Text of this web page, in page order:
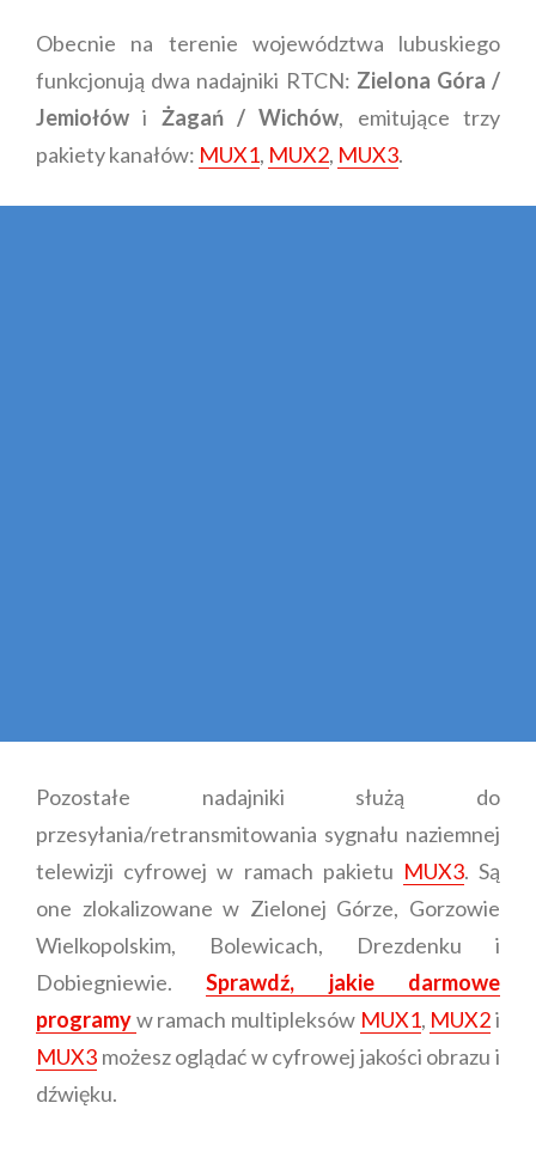
Obecnie na terenie województwa lubuskiego
funkcjonują dwa nadajniki RTCN: Zielona Góra /
Jemiołów i Żagań / Wichów, emitujące trzy
pakiety kanałów: MUX1, MUX2, MUX3.
Pozostałe nadajniki służą do
przesyłania/retransmitowania sygnału naziemnej
telewizji cyfrowej w ramach pakietu MUX3. Są
one zlokalizowane w Zielonej Górze, Gorzowie
Wielkopolskim, Bolewicach, Drezdenku i
Dobiegniewie.Sprawdź, jakie darmowe
programyw ramach multipleksów MUX1, MUX2i
MUX3 możesz oglądać w cyfrowej jakości obrazu i
dźwięku.